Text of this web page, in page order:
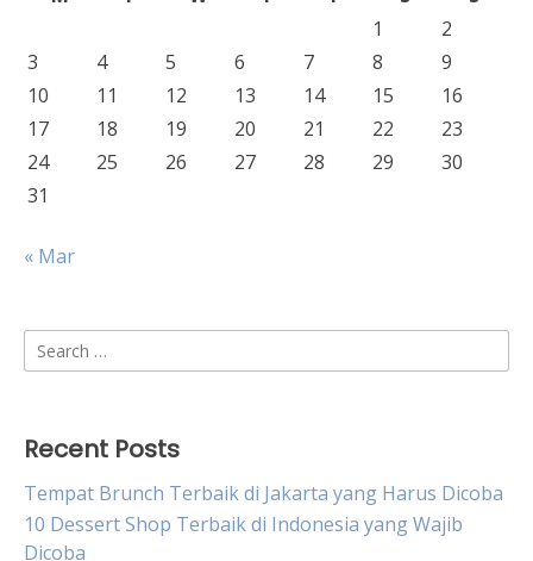
1
2
3
4 5 6 7 8
9
10
11 12 13 14 15
16
17
18 19 20 21 22
23
24
25 26 27 28 29
30
31
« Mar
Search
for:
Recent Posts
Tempat Brunch Terbaik di Jakarta yang Harus Dicoba
10 Dessert Shop Terbaik di Indonesia yang Wajib
Dicoba